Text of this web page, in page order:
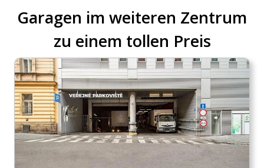
Garagen im weiteren Zentrum
zu einem tollen Preis